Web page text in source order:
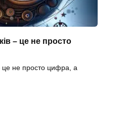
– це не просто
це не просто цифра, а